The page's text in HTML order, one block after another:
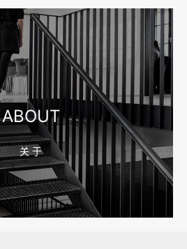
怎么选？先看产品询盘字段
放进官网帮助客户判断实力
ABOUT
关 于